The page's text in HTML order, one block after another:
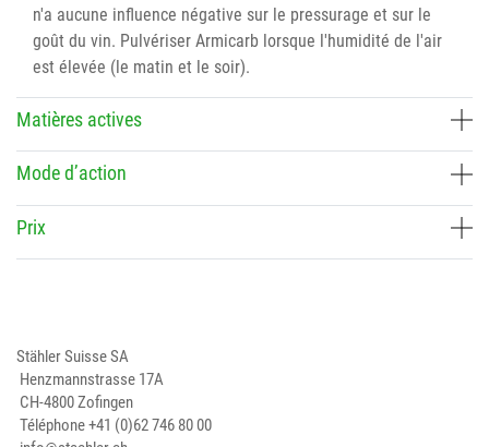
n'a aucune influence négative sur le pressurage et sur le
goût du vin. Pulvériser Armicarb lorsque l'humidité de l'air
est élevée (le matin et le soir).
Matières actives
Mode d’action
Prix
Stähler Suisse SA
Henzmannstrasse 17A
CH-4800 Zofingen
Téléphone+41 (0)62 746 80 00